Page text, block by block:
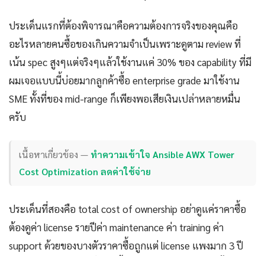
ประเด็นแรกที่ต้องพิจารณาคือความต้องการจริงของคุณคือ
อะไรหลายคนซื้อของเกินความจำเป็นเพราะดูตาม review ที่
เน้น spec สูงๆแต่จริงๆแล้วใช้งานแค่ 30% ของ capability ที่มี
ผมเจอแบบนี้บ่อยมากลูกค้าซื้อ enterprise grade มาใช้งาน
SME ทั้งที่ของ mid-range ก็เพียงพอเสียเงินเปล่าหลายหมื่น
ครับ
เนื้อหาเกี่ยวข้อง — ทำความเข้าใจ Ansible AWX Tower
Cost Optimization ลดค่าใช้จ่าย
ประเด็นที่สองคือ total cost of ownership อย่าดูแค่ราคาซื้อ
ต้องดูค่า license รายปีค่า maintenance ค่า training ค่า
support ด้วยของบางตัวราคาซื้อถูกแต่ license แพงมาก 3 ปี